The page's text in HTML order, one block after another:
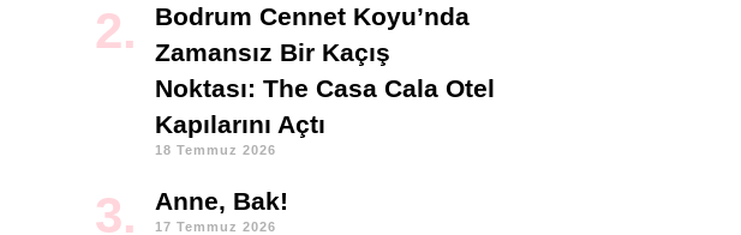
Bodrum Cennet Koyu’nda
Zamansız Bir Kaçış
Noktası: The Casa Cala Otel
Kapılarını Açtı
18 Temmuz 2026
Anne, Bak!
17 Temmuz 2026